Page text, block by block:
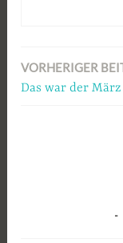
VORHERIGER
Das war der März